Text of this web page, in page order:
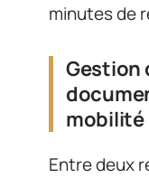
minutes de
Gestion
mobilité
Entre deux